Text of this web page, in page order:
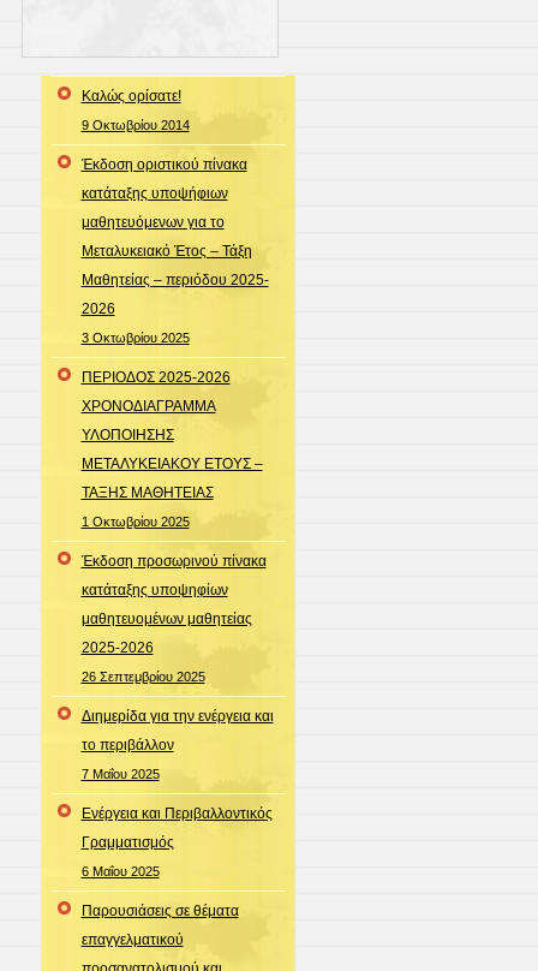
Καλώς ορίσατε!
9 Οκτωβρίου 2014
Έκδοση οριστικού πίνακα
κατάταξης υποψήφιων
μαθητευόμενων για το
Μεταλυκειακό Έτος – Τάξη
Μαθητείας – περιόδου 2025-
2026
3 Οκτωβρίου 2025
ΠΕΡΙΟΔΟΣ 2025-2026
ΧΡΟΝΟΔΙΑΓΡΑΜΜΑ
ΥΛΟΠΟΙΗΣΗΣ
ΜΕΤΑΛΥΚΕΙΑΚΟΥ ΕΤΟΥΣ –
ΤΑΞΗΣ ΜΑΘΗΤΕΙΑΣ
1 Οκτωβρίου 2025
Έκδοση προσωρινού πίνακα
κατάταξης υποψηφίων
μαθητευομένων μαθητείας
2025-2026
26 Σεπτεμβρίου 2025
Διημερίδα για την ενέργεια και
το περιβάλλον
7 Μαΐου 2025
Ενέργεια και Περιβαλλοντικός
Γραμματισμός
6 Μαΐου 2025
Παρουσιάσεις σε θέματα
επαγγελματικού